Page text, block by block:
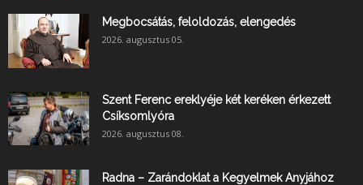
Megbocsátás, feloldozás, elengedés
2026. augusztus 05.
Szent Ferenc ereklyéje két keréken érkezett
Csíksomlyóra
2026. augusztus 08.
Radna – Zarándoklat a Kegyelmek Anyjához